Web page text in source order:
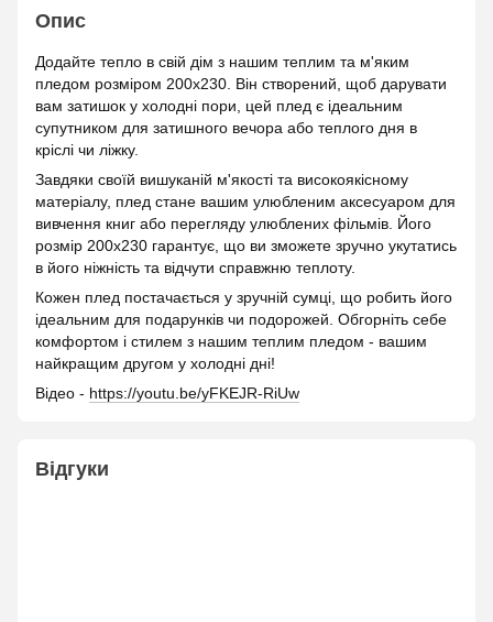
Опис
Додайте тепло в свій дім з нашим теплим та м'яким
пледом розміром 200х230. Він створений, щоб дарувати
вам затишок у холодні пори, цей плед є ідеальним
супутником для затишного вечора або теплого дня в
кріслі чи ліжку.
Завдяки своїй вишуканій м'якості та високоякісному
матеріалу, плед стане вашим улюбленим аксесуаром для
вивчення книг або перегляду улюблених фільмів. Його
розмір 200х230 гарантує, що ви зможете зручно укутатись
в його ніжність та відчути справжню теплоту.
Кожен плед постачається у зручній сумці, що робить його
ідеальним для подарунків чи подорожей. Обгорніть себе
комфортом і стилем з нашим теплим пледом - вашим
найкращим другом у холодні дні!
Відео - https://youtu.be/yFKEJR-RiUw
Відгуки